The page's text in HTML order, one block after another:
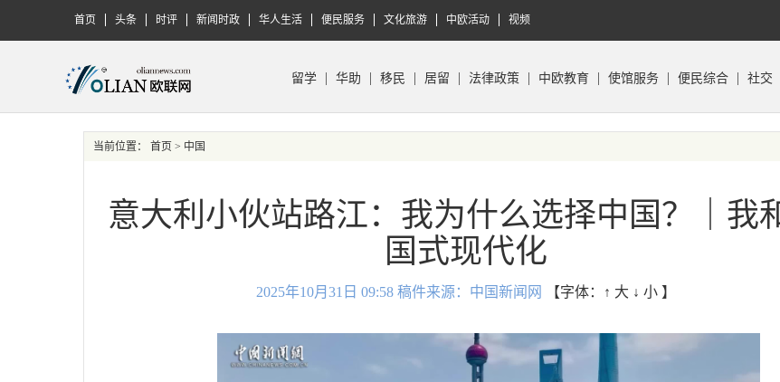
首页 头条 时评 新闻时政 华人生活 便民服务 文化旅游 中欧活动 视频
留学 华助 移民 居留 法律政策 中欧教育 使馆服务 便民综合 社交
当前位置： 首页 > 中国
意大利小伙站路江：我为什么选择中国？｜我
国式现代化
2025年10月31日 09:58 稿件来源：中国新闻网 【字体： ↑ 大 ↓ 小 】